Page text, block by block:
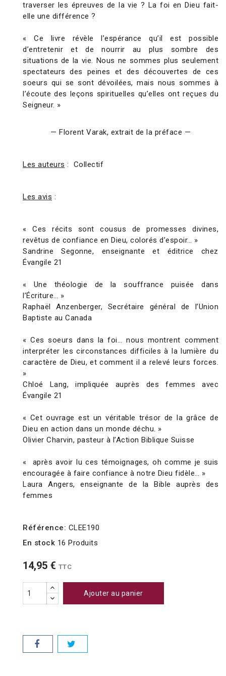
traverser les épreuves de la vie ? La foi en Dieu fait-
elle une différence ?
« Ce livre révèle l’espérance qu’il est possible
d’entretenir et de nourrir au plus sombre des
situations de la vie. Nous ne sommes plus seulement
spectateurs des peines et des découvertes de ces
soeurs qui se sont dévoilées, mais nous sommes à
l’écoute des leçons spirituelles qu’elles ont reçues du
Seigneur. »
— Florent Varak, extrait de la préface —
Les auteurs : Collectif
Les avis :
« Ces récits sont cousus de promesses divines,
revêtus de confiance en Dieu, colorés d’espoir… »
Sandrine Segonne, enseignante et éditrice chez
Évangile 21
« Une théologie de la souffrance puisée dans
l’Écriture… »
Raphaël Anzenberger, Secrétaire général de l’Union
Baptiste au Canada
« Ces soeurs dans la foi… nous montrent comment
interpréter les circonstances difficiles à la lumière du
caractère de Dieu, et comment il a relevé leurs forces.
»
Chloé Lang, impliquée auprès des femmes avec
Évangile 21
« Cet ouvrage est un véritable trésor de la grâce de
Dieu en action dans un monde déchu. »
Olivier Charvin, pasteur à l’Action Biblique Suisse
« après avoir lu ces témoignages, oh comme je suis
encouragée à faire confiance à notre Dieu fidèle… »
Laura Angers, enseignante de la Bible auprès des
femmes
Référence: CLEE190
En stock 16 Produits
14,95 € TTC
Ajouter au panier